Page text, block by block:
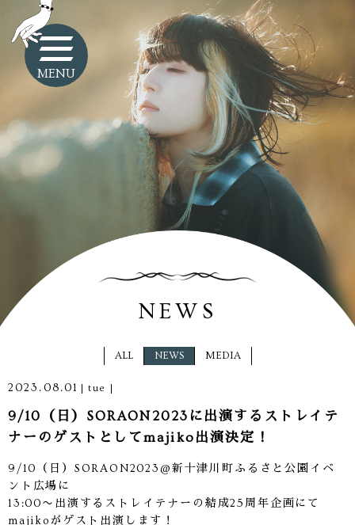
MENU
NEWS
ALL NEWS MEDIA
2023.08.01 tue
9/10（日）SORAON2023に出演するストレイテ
ナーのゲストとしてmajiko出演決定！
9/10（日）SORAON2023@新十津川町ふるさと公園イベ
ント広場に
13:00〜出演するストレイテナーの結成25周年企画にて
majikoがゲスト出演します！